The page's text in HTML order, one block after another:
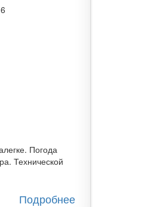
Погода
Технической
Подробнее